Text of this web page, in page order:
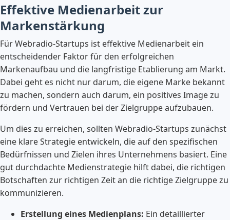
Effektive Medienarbeit zur
Markenstärkung
Für Webradio-Startups ist effektive Medienarbeit ein
entscheidender Faktor für den erfolgreichen
Markenaufbau und die langfristige Etablierung am Markt.
Dabei geht es nicht nur darum, die eigene Marke bekannt
zu machen, sondern auch darum, ein positives Image zu
fördern und Vertrauen bei der Zielgruppe aufzubauen.
Um dies zu erreichen, sollten Webradio-Startups zunächst
eine klare Strategie entwickeln, die auf den spezifischen
Bedürfnissen und Zielen ihres Unternehmens basiert. Eine
gut durchdachte Medienstrategie hilft dabei, die richtigen
Botschaften zur richtigen Zeit an die richtige Zielgruppe zu
kommunizieren.
Erstellung eines Medienplans: Ein detaillierter